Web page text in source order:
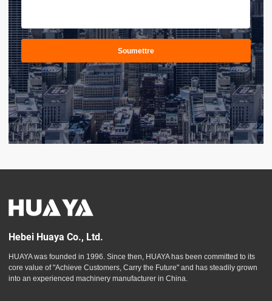
Soumettre
Hebei Huaya Co., Ltd.
HUAYA was founded in 1996. Since then, HUAYA has been committed to its
core value of "Achieve Customers, Carry the Future" and has steadily grown
into an experienced machinery manufacturer in China.